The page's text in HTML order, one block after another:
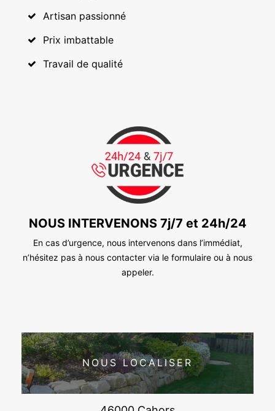
Artisan passionné
Prix imbattable
Travail de qualité
NOUS INTERVENONS 7j/7 et 24h/24
En cas d’urgence, nous intervenons dans l’immédiat,
n’hésitez pas à nous contacter via le formulaire ou à nous
appeler.
NOUS LOCALISER